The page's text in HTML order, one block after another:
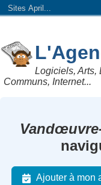
Sites April...
Logiciels, Arts,
Communs, Internet...
Ajouter à mon